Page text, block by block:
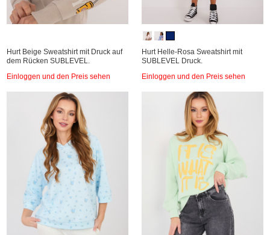
Hurt Beige Sweatshirt mit Druck auf
dem Rücken SUBLEVEL.
Einloggen und den Preis sehen
Hurt Helle-Rosa Sweatshirt mit
SUBLEVEL Druck.
Einloggen und den Preis sehen